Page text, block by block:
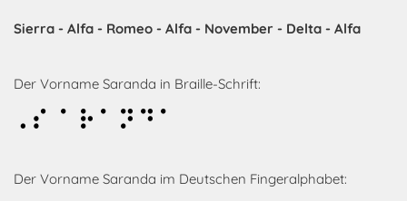
Sierra - Alfa - Romeo - Alfa - November - Delta - Alfa
Der Vorname Saranda in Braille-Schrift:
Saranda
Der Vorname Saranda im Deutschen Fingeralphabet: